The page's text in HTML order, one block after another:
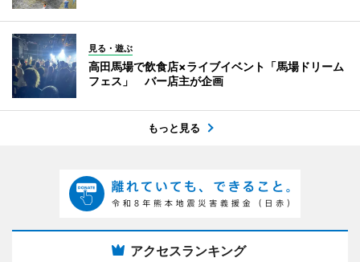
見る・遊ぶ
高田馬場で飲食店×ライブイベント「馬場ドリーム
フェス」 バー店主が企画
もっと見る
アクセスランキング